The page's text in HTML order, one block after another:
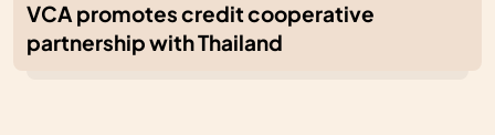
VCA promotes credit cooperative
partnership with Thailand